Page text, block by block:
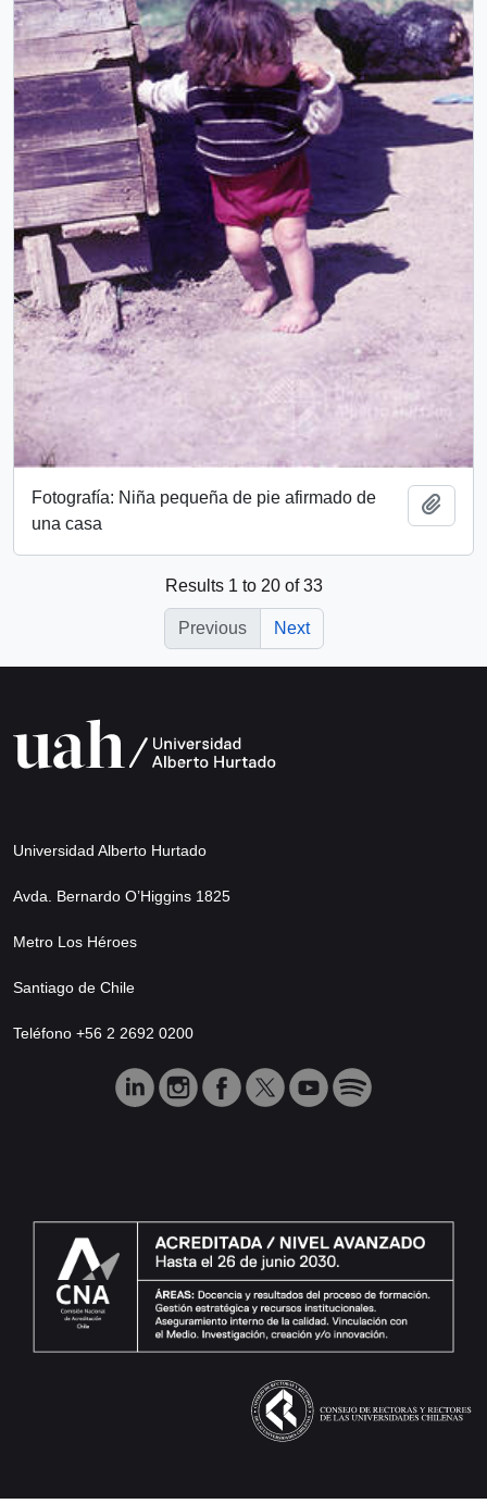
Fotografía: Niña pequeña de pie afirmado de
una casa
Results 1 to 20 of 33
Previous Next
Universidad Alberto Hurtado
Avda. Bernardo O’Higgins 1825
Metro Los Héroes
Santiago de Chile
Teléfono +56 2 2692 0200